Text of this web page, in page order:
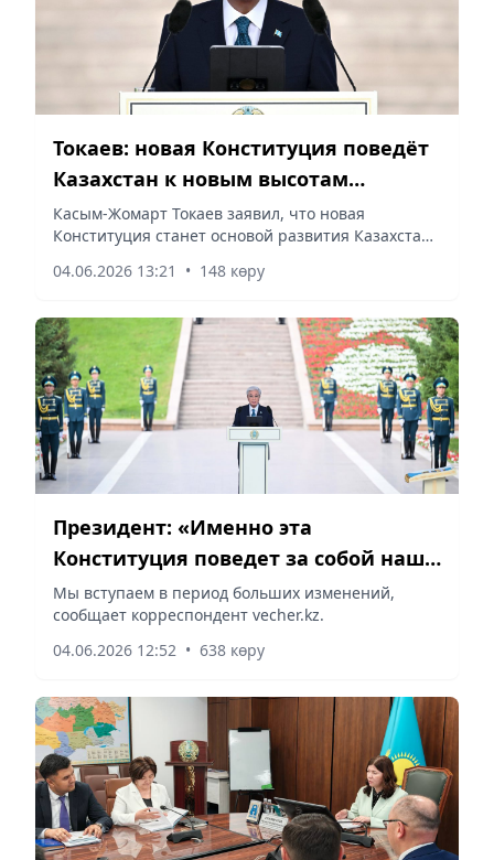
Токаев: новая Конституция поведёт
Казахстан к новым высотам
развития
Касым-Жомарт Токаев заявил, что новая
Конституция станет основой развития Казахстана
ссылкой на Акорду.
04.06.2026 13:21 • 148 көру
Президент: «Именно эта
Конституция поведет за собой наш
народ вперед к новым высотам
мировой цивилизации»
Мы вступаем в период больших изменений,
сообщает корреспондент vecher.kz.
04.06.2026 12:52 • 638 көру